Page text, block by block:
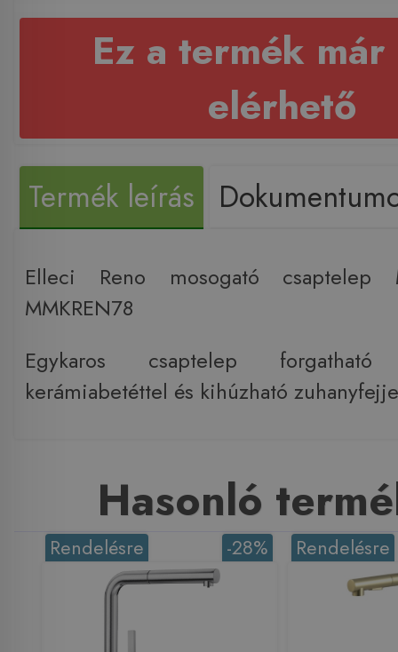
Ez a termék már
elérhető
Termék leírás
Elleci Reno mosogató csaptelep
MMKREN78
Egykaros csaptelep forgatható
kerámiabetéttel és kihúzható
Hasonló
-28%
Rendelésre Rendelésre